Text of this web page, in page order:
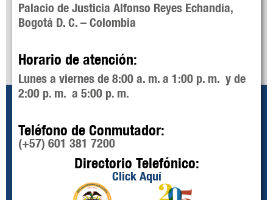
Palacio de Justicia Alfonso Reyes Echandía,
Bogotá D. C. – Colombia
Horario de atención:
Lunes a viernes de 8:00 a. m. a 1:00 p. m. y de
2:00 p. m. a 5:00 p. m.
Teléfono de Conmutador:
(+57) 601 381 7200
Directorio Telefónico:
Click Aquí